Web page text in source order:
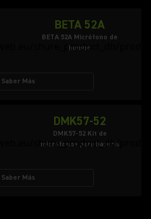
BETA 52A
BETA 52A Micrófono de
bombo
Saber Más
DMK57-52
DMK57-52 Kit de
micrófonos para batería
Saber Más